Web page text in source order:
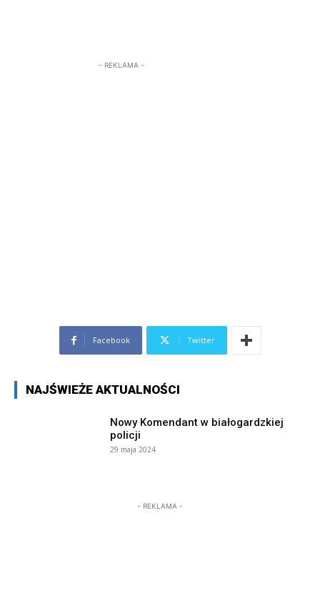
- REKLAMA -
Facebook Twitter
NAJŚWIEŻE AKTUALNOŚCI
Nowy Komendant w białogardzkiej
policji
29 maja 2024
- REKLAMA -